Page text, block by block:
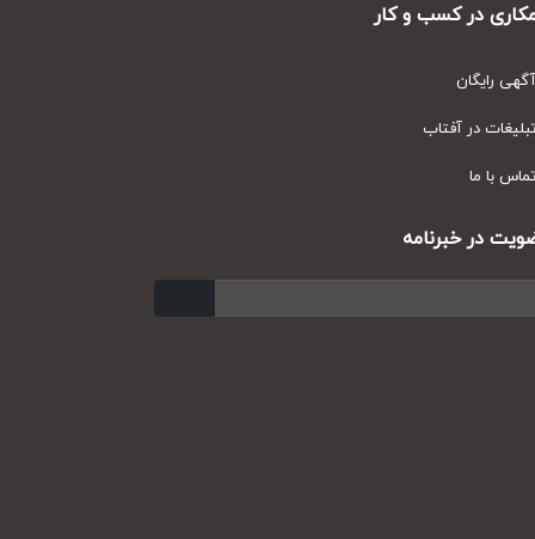
در کسب و کار
رایگان
در آفتاب
با ما
در خبرنامه